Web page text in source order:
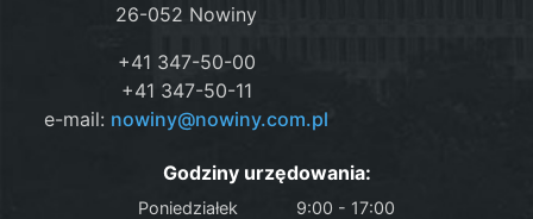
26-052 Nowiny
+41 347-50-00
+41 347-50-11
e-mail: nowiny@nowiny.com.pl
Godziny urzędowania:
Poniedziałek
9:00 - 17:00